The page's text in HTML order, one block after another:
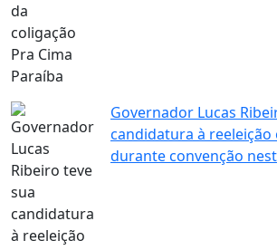
Governador Lucas
candidatura à reeleição
durante convenção